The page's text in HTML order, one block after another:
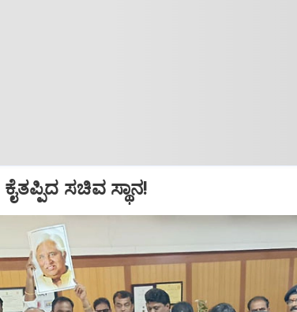
ಸಚಿವ ಸ್ಥಾನ!